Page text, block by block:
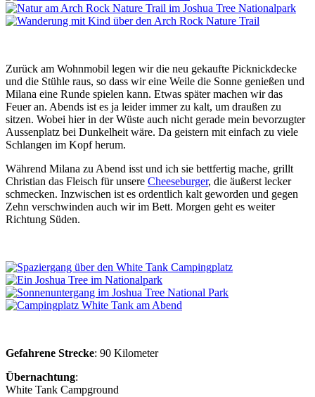
Zurück am Wohnmobil legen wir die neu gekaufte Picknickdecke
und die Stühle raus, so dass wir eine Weile die Sonne genießen und
Milana eine Runde spielen kann. Etwas später machen wir das
Feuer an. Abends ist es ja leider immer zu kalt, um draußen zu
sitzen. Wobei hier in der Wüste auch nicht gerade mein bevorzugter
Aussenplatz bei Dunkelheit wäre. Da geistern mit einfach zu viele
Schlangen im Kopf herum.
Während Milana zu Abend isst und ich sie bettfertig mache, grillt
Christian das Fleisch für unsere Cheeseburger, die äußerst lecker
schmecken. Inzwischen ist es ordentlich kalt geworden und gegen
Zehn verschwinden auch wir im Bett. Morgen geht es weiter
Richtung Süden.
Gefahrene Strecke: 90 Kilometer
Übernachtung:
White Tank Campground